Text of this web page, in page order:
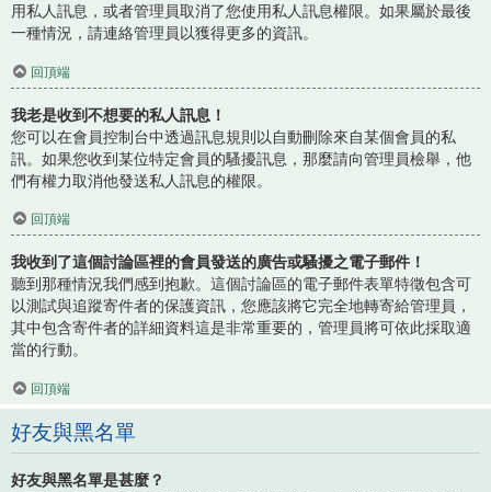
用私人訊息，或者管理員取消了您使用私人訊息權限。如果屬於最後
一種情況，請連絡管理員以獲得更多的資訊。
回頂端
我老是收到不想要的私人訊息！
您可以在會員控制台中透過訊息規則以自動刪除來自某個會員的私
訊。如果您收到某位特定會員的騷擾訊息，那麼請向管理員檢舉，他
們有權力取消他發送私人訊息的權限。
回頂端
我收到了這個討論區裡的會員發送的廣告或騷擾之電子郵件！
聽到那種情況我們感到抱歉。這個討論區的電子郵件表單特徵包含可
以測試與追蹤寄件者的保護資訊，您應該將它完全地轉寄給管理員，
其中包含寄件者的詳細資料這是非常重要的，管理員將可依此採取適
當的行動。
回頂端
好友與黑名單
好友與黑名單是甚麼？